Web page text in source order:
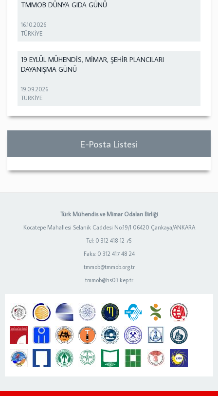
TMMOB DÜNYA GIDA GÜNÜ
16.10.2026
TÜRKİYE
19 EYLÜL MÜHENDİS, MİMAR, ŞEHİR PLANCILARI
DAYANIŞMA GÜNÜ
19.09.2026
TÜRKİYE
E-Posta Listesi
Türk Mühendis ve Mimar Odaları Birliği
Kocatepe Mahallesi Selanik Caddesi No:19/1 06420 Çankaya/ANKARA
Tel: 0 312 418 12 75
Faks: 0 312 417 48 24
tmmob@tmmob.org.tr
tmmob@hs03.kep.tr